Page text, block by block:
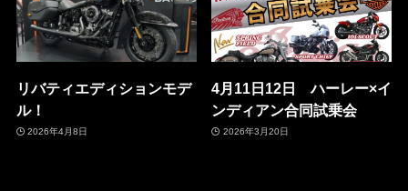
リバティエディションモデ
ル！
2026年4月8日
4月11日12日 ハーレー×イ
ンディアン合同試乗会
2026年3月20日